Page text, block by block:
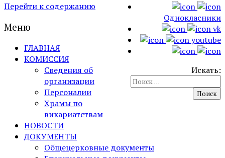
Однокласники
vk
youtube
Искать:
Перейти к содержанию
Меню
ГЛАВНАЯ
КОМИССИЯ
Сведения об
организации
Персоналии
Храмы по
викариатствам
НОВОСТИ
ДОКУМЕНТЫ
Общецерковные документы